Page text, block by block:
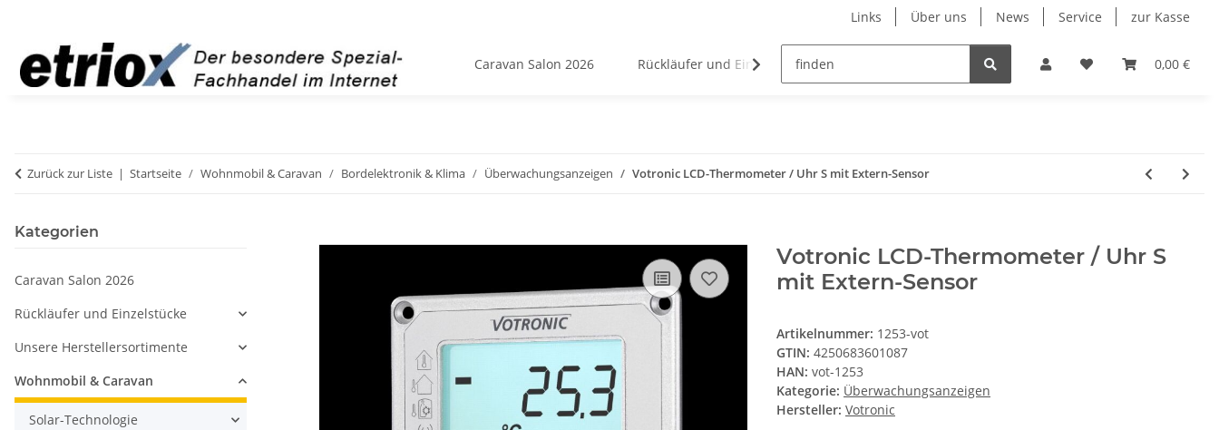
Links Über uns News Service zur Kasse
0,00 €
Caravan Salon 2026 Rückläufer und Einzelstücke Unsere Herstellersortimente Wohnmobil &
Zurück zur Liste Startseite Wohnmobil & Caravan Bordelektronik & Klima Überwachungsanzeigen Votronic LCD-Thermometer / Uhr S mit Extern-Sensor
Votronic LCD-Thermometer / Uhr S
mit Extern-Sensor
Artikelnummer: 1253-vot
GTIN: 4250683601087
HAN: vot-1253
Kategorie: Überwachungsanzeigen
Hersteller: Votronic
Kategorien
Caravan Salon 2026
Rückläufer und Einzelstücke
Unsere Herstellersortimente
Wohnmobil & Caravan
Solar-Technologie